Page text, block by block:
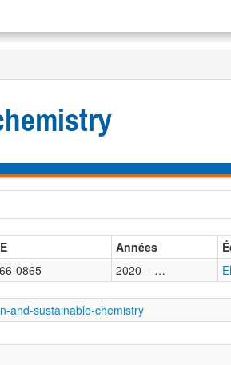
Années
0865 2020 – …
and-sustainable-chemistry